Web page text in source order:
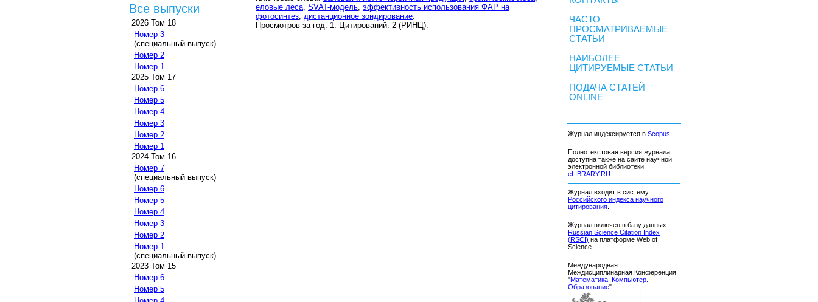
Все выпуски
2026 Том 18
Номер 3
(специальный выпуск)
Номер 2
Номер 1
2025 Том 17
Номер 6
Номер 5
Номер 4
Номер 3
Номер 2
Номер 1
2024 Том 16
Номер 7
(специальный выпуск)
Номер 6
Номер 5
Номер 4
Номер 3
Номер 2
Номер 1
(специальный выпуск)
2023 Том 15
Номер 6
Номер 5
еловые леса SVAT-модель эффективность использования ФАР на
фотосинтез дистанционное зондирование
Просмотров за год: 1. Цитирований: 2 (РИНЦ).
ЧАСТО
ПРОСМАТРИВАЕМЫЕ
СТАТЬИ
НАИБОЛЕЕ
ЦИТИРУЕМЫЕ СТАТЬИ
ПОДАЧА СТАТЕЙ
ONLINE
Журнал индексируется в Scopus
Полнотекстовая версия журнала
доступна также на сайте научной
электронной библиотеки
eLIBRARY.RU
Журнал входит в систему
Российского индекса научного
цитирования
Журнал включен в базу данных
Russian Science Citation Index
(RSCI) на платформе Web of
Science
Международная
Междисциплинарная Конференция
"Математика. Компьютер.
Образование"